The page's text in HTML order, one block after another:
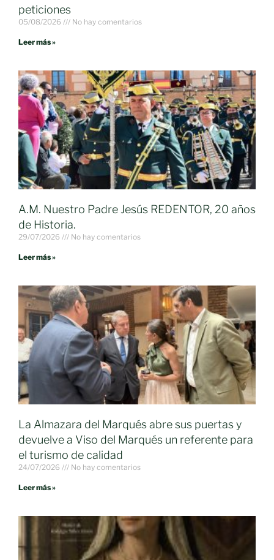
peticiones
05/08/2026 No hay comentarios
Leer más »
A.M. Nuestro Padre Jesús REDENTOR, 20 años
de Historia.
29/07/2026 No hay comentarios
Leer más »
La Almazara del Marqués abre sus puertas y
devuelve a Viso del Marqués un referente para
el turismo de calidad
24/07/2026 No hay comentarios
Leer más »